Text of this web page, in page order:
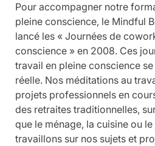
Pour accompagner notre
pleine conscience, le Mindful
lancé les « Journées de
conscience » en 2008. Ces
travail en pleine conscience
réelle. Nos méditations au
projets professionnels en
des retraites traditionnelles,
que le ménage, la cuisine ou
travaillons sur nos sujets et